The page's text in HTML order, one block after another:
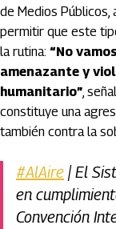
de Medios Públicos,
permitir que este
la rutina: “No
amenazante y
humanitario”,
constituye una
también contra la
#AlAire | El
en
Convención